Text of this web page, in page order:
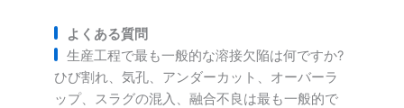
よくある質問
生産工程で最も一般的な溶接欠陥は何ですか?
ひび割れ、気孔、アンダーカット、オーバーラ
ップ、スラグの混入、融合不良は最も一般的で